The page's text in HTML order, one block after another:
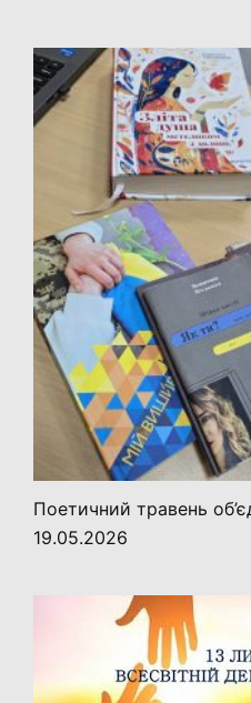
Поетичний травень
19.05.2026